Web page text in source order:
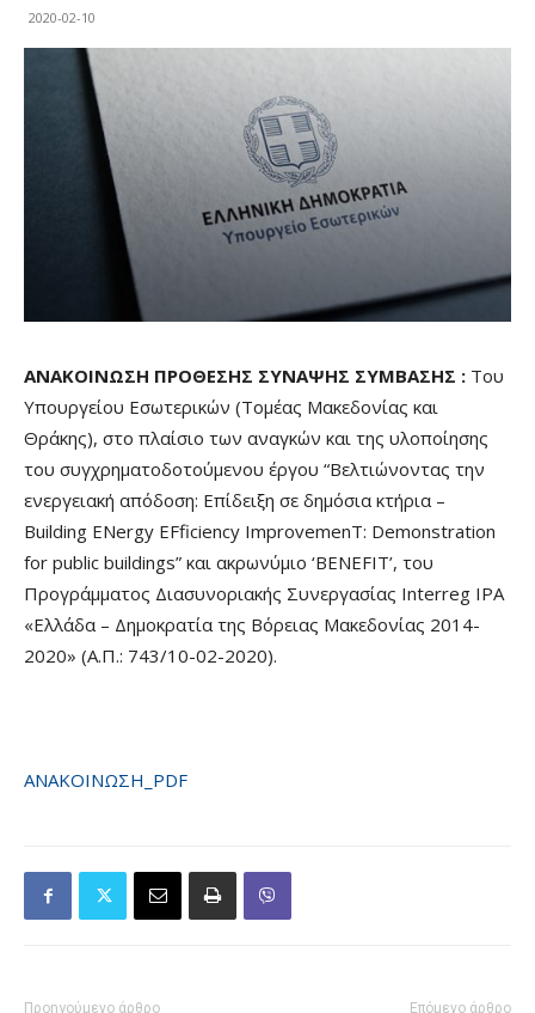
2020-02-10
ΑΝΑΚΟΙΝΩΣΗ ΠΡΟΘΕΣΗΣ ΣΥΝΑΨΗΣ ΣΥΜΒΑΣΗΣ : Του
Υπουργείου Εσωτερικών (Τομέας Μακεδονίας και
Θράκης), στο πλαίσιο των αναγκών και της υλοποίησης
του συγχρηματοδοτούμενου έργου “Βελτιώνοντας την
ενεργειακή απόδοση: Επίδειξη σε δημόσια κτήρια –
Building ENergy EFficiency ImprovemenT: Demonstration
for public buildings” και ακρωνύμιο ‘BENEFIT’, του
Προγράμματος Διασυνοριακής Συνεργασίας Interreg IPA
«Ελλάδα – Δημοκρατία της Βόρειας Μακεδονίας 2014-
2020» (Α.Π.: 743/10-02-2020).
ΑΝΑΚΟΙΝΩΣΗ_PDF
Προηγούμενο άρθρο Επόμενο άρθρο